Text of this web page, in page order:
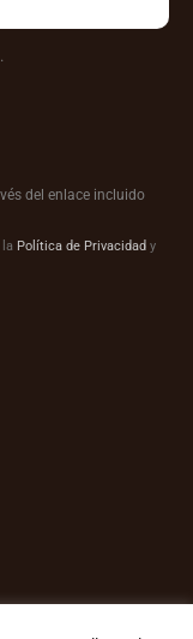
del enlace incluido
la Política de Privacidad y